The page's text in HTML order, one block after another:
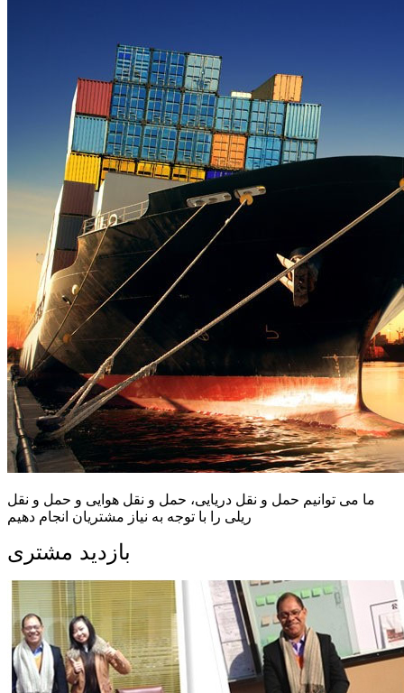
ما می توانیم حمل و نقل دریایی، حمل و نقل هوایی و حمل و نقل
ریلی را با توجه به نیاز مشتریان انجام دهیم
بازدید مشتری